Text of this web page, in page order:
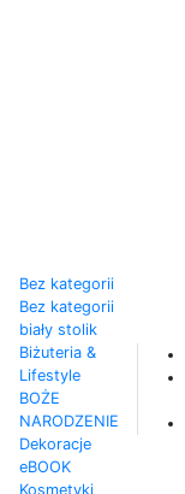
Bez kategorii
Bez kategorii
biały stolik
Biżuteria &
Lifestyle
BOŻE
NARODZENIE
Dekoracje
eBOOK
Kosmetyki